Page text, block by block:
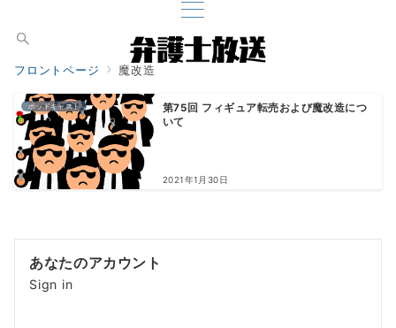
フロントページ 魔改造
ポッドキャスト
第75回 フィギュア転売および魔改造につ
いて
2021年1月30日
あなたのアカウント
Sign in